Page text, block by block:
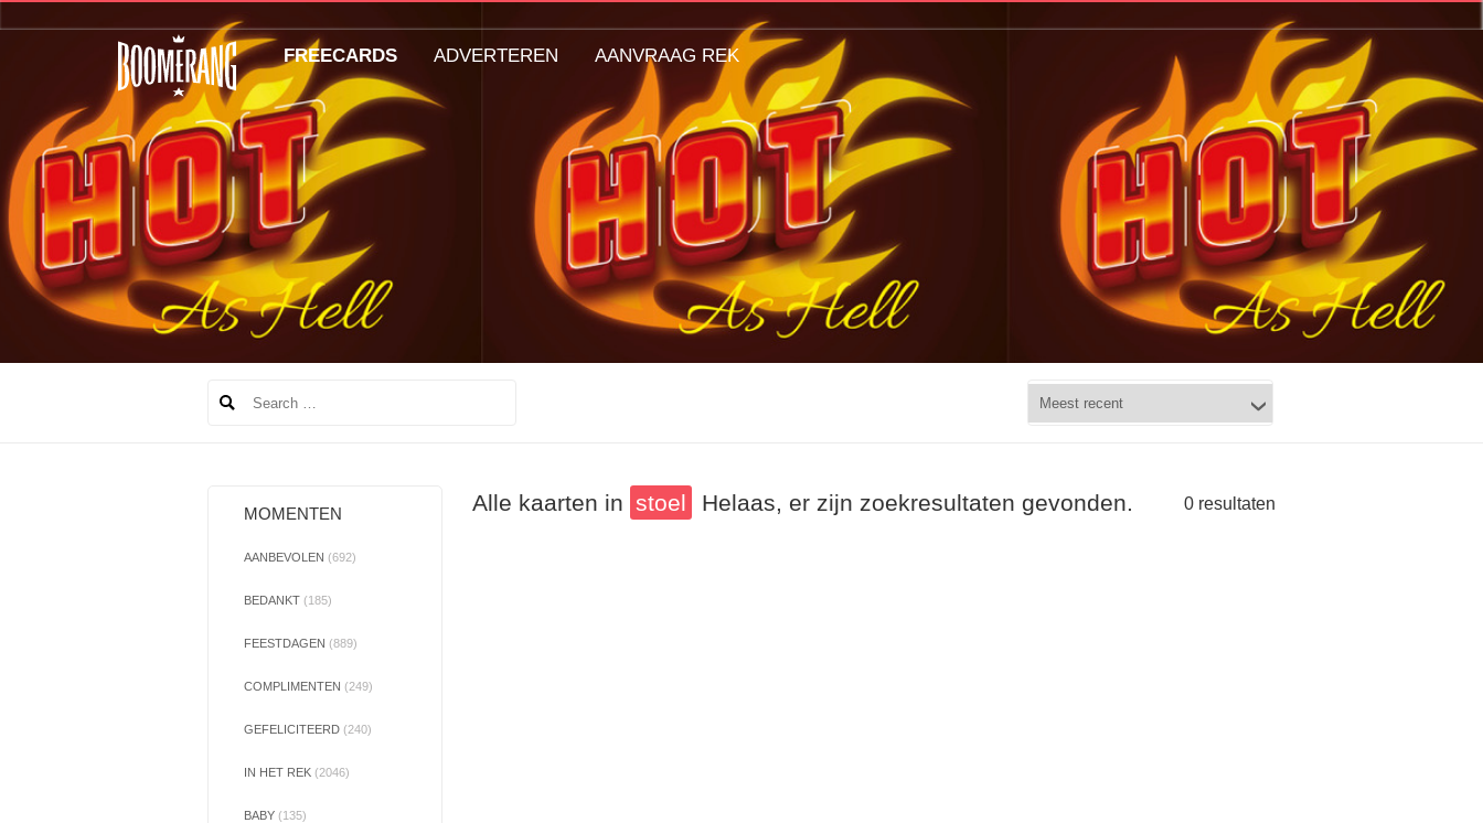
MOMENTEN
AANBEVOLEN (692)
BEDANKT (185)
FEESTDAGEN (889)
COMPLIMENTEN (249)
GEFELICITEERD (240)
IN HET REK (2046)
BABY (135)
Alle kaarten in stoel 0 resultaten
Helaas, er zijn zoekresultaten gevonden.
FREECARDS ADVERTEREN AANVRAAG REK